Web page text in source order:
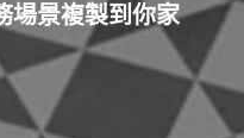
場景複製到你家